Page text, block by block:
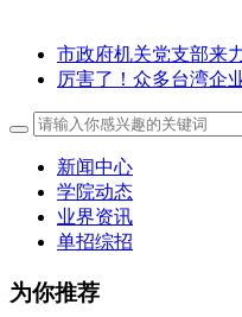
市政府机关党支部来
厉害了！众多台湾企
新闻中心
学院动态
业界资讯
单招综招
为你推荐